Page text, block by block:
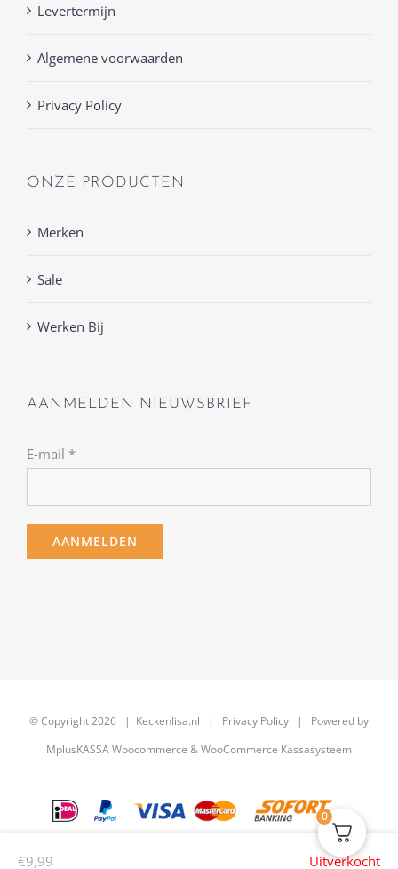
€9,99 Uitverkocht
Levertermijn
Algemene voorwaarden
Privacy Policy
ONZE PRODUCTEN
Merken
Sale
Werken Bij
AANMELDEN NIEUWSBRIEF
E-mail *
© Copyright2026 | Keckenlisa.nl | Privacy Policy | Powered by
MplusKASSA Woocommerce &WooCommerce Kassasysteem
0